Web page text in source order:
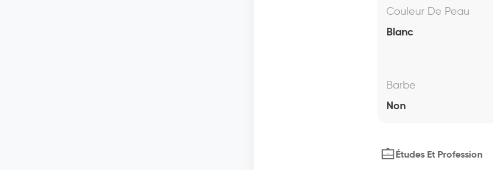
Couleur De Peau
Blanc
Barbe
Non
Études Et Profession